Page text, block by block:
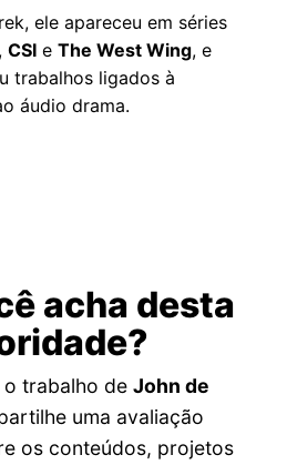
ele apareceu em séries
,CSI eThe West Wing, e
trabalhos ligados à
áudio drama.
acha desta
trabalho de John de
uma avaliação
os conteúdos, projetos